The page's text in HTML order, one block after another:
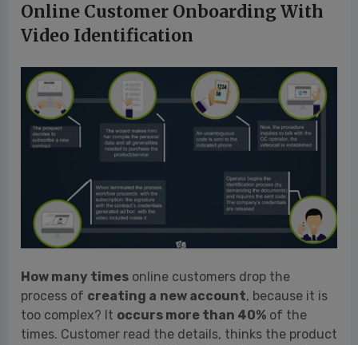
Online Customer Onboarding With
Video Identification
How many times online customers drop the
process of creating a new account, because it is
too complex? It occurs more than 40% of the
times. Customer read the details, thinks the product